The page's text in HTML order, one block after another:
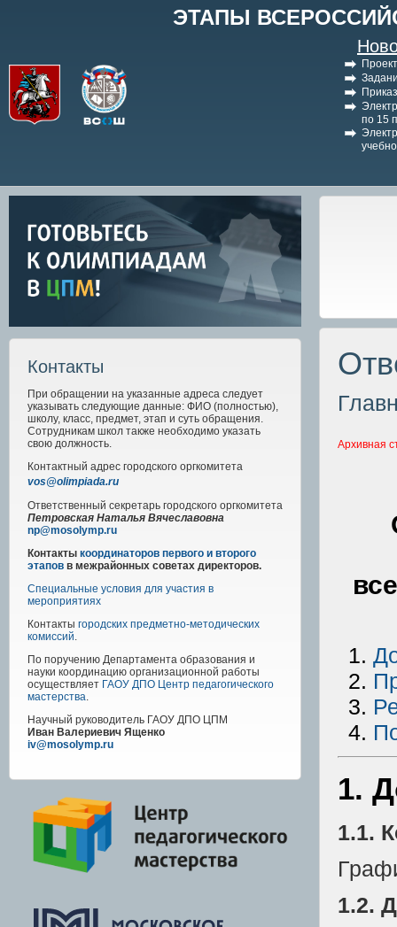
ЭТАПЫ
по 15
Контакты
При обращении на указанные адреса следует
указывать следующие данные: ФИО (полностью),
школу, класс, предмет, этап и суть обращения.
Сотрудникам школ также необходимо указать
свою должность.
Контактный адрес городского оргкомитета
vos@olimpiada.ru
Ответственный секретарь городского оргкомитета
Петровская Наталья Вячеславовна
np@mosolymp.ru
Контакты координаторов первого и второго
этапов в межрайонных советах директоров.
Специальные условия для участия в
мероприятиях
Контакты городских предметно-методических
комиссий.
По поручению Департамента образования и
науки координацию организационной работы
осуществляет ГАОУ ДПО Центр педагогического
мастерства.
Научный руководитель ГАОУ ДПО ЦПМ
Иван Валериевич Ященко
iv@mosolymp.ru
Архивная
1.
1.1.
1.2.